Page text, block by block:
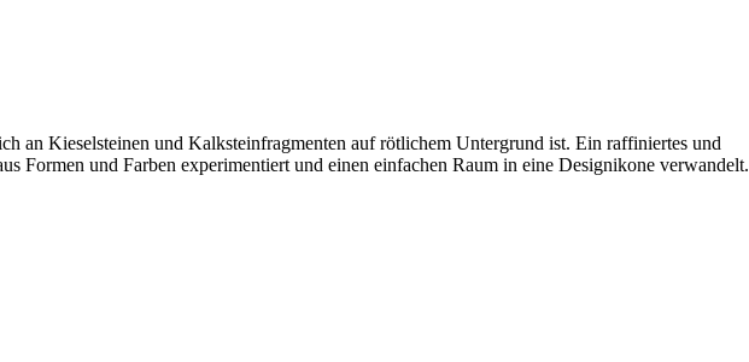
an Kieselsteinen und Kalksteinfragmenten auf rötlichem Untergrund ist. Ein raffiniertes und
Formen und Farben experimentiert und einen einfachen Raum in eine Designikone verwandelt.